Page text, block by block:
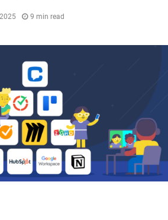
9 min read